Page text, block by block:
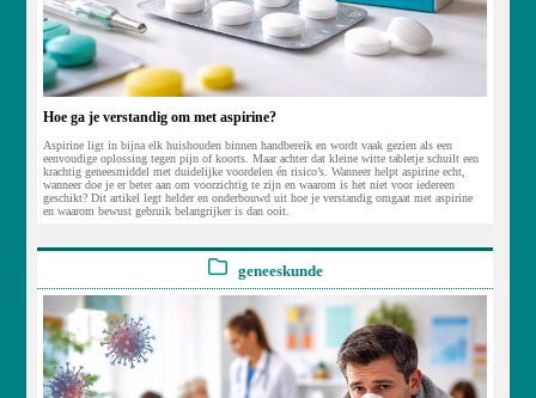
Hoe ga je verstandig om met aspirine?
Aspirine ligt in bijna elk huishouden binnen handbereik en wordt vaak gezien als een
eenvoudige oplossing tegen pijn of koorts. Maar achter dat kleine witte tabletje schuilt een
krachtig geneesmiddel met duidelijke voordelen én risico’s. Wanneer helpt aspirine echt,
wanneer doe je er beter aan om voorzichtig te zijn en waarom is het niet voor iedereen
geschikt? Dit artikel legt helder en onderbouwd uit hoe je verstandig omgaat met aspirine
en waarom bewust gebruik belangrijker is dan ooit.
geneeskunde